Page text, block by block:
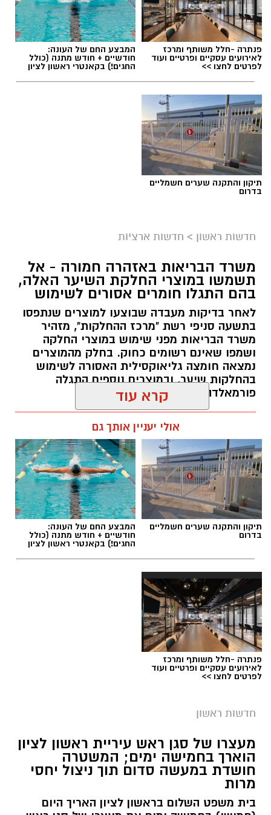
פנתרה -חלל משותף ומרכז
לאירועים עסקיים ופרטיים ועוד
לפרטים לחצו >>
המבצע החם של העונה:
חודשיים + חודש מתנה (כולל
החגים!) בקאנטרי ראשון לציון
תיקון והתקנה שערים חשמליים
בדרום
חדשות ראשון > חדשות ארציות
משרד הבריאות באזהרה חמורה - אל
תשמשו במוצרי החלקת השיער האלה,
בהם התגלו חומרים אסורים לשימוש
לאחר בדיקות מעבדה שבוצעו למוצרים שנתפסו
בתשעה סניפי רשת "מרכז ההחלקות", מזהיר
משרד הבריאות מפני שימוש במוצרי החלקה
ושמפו שאינם רשומים כחוק. בחלק מהמוצרים
נמצאה חומצה גליאוקסילית האסורה לשימוש
בהחלקות שיער, ובמוצרים נוספים התגלה
פורמאלדהיד - חומר המוגדר כמסרטן
תגים:משרד הבריאות חומרים מסוכנים, מרכז
ההחלקות
צילומים: משרד הבריאות
משרד הבריאות פרסם אזהרה לציבור מפני שימוש
במוצרי שיער נוספים שנתפסו במסגרת מבצע
פיקוח שנערך בתשעה סניפי רשת "מרכז
קרא עוד
אולי יעניין אותך גם
תיקון והתקנה שערים חשמליים
בדרום
המבצע החם של העונה:
חודשיים + חודש מתנה (כולל
החגים!) בקאנטרי ראשון לציון
פנתרה -חלל משותף ומרכז
לאירועים עסקיים ופרטיים ועוד
לפרטים לחצו >>
חדשות ראשון
מעצרו של סגן ראש עיריית ראשון לציון
הוארך בחמישה ימים; המשטרה
חושדת במעשה סדום תוך ניצול יחסי
מרות
בית משפט השלום בראשון לציון האריך היום